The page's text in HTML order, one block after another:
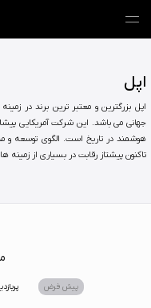
فروش ویژه
مک
اپل واچ
اپل
اپل بزرگترین و معتبر ترین برند در
جهانی می باشد. این شرکت آمریکایی
تاکنون پیشتاز رقابت در بسیاری از زمینه
پیش فرض